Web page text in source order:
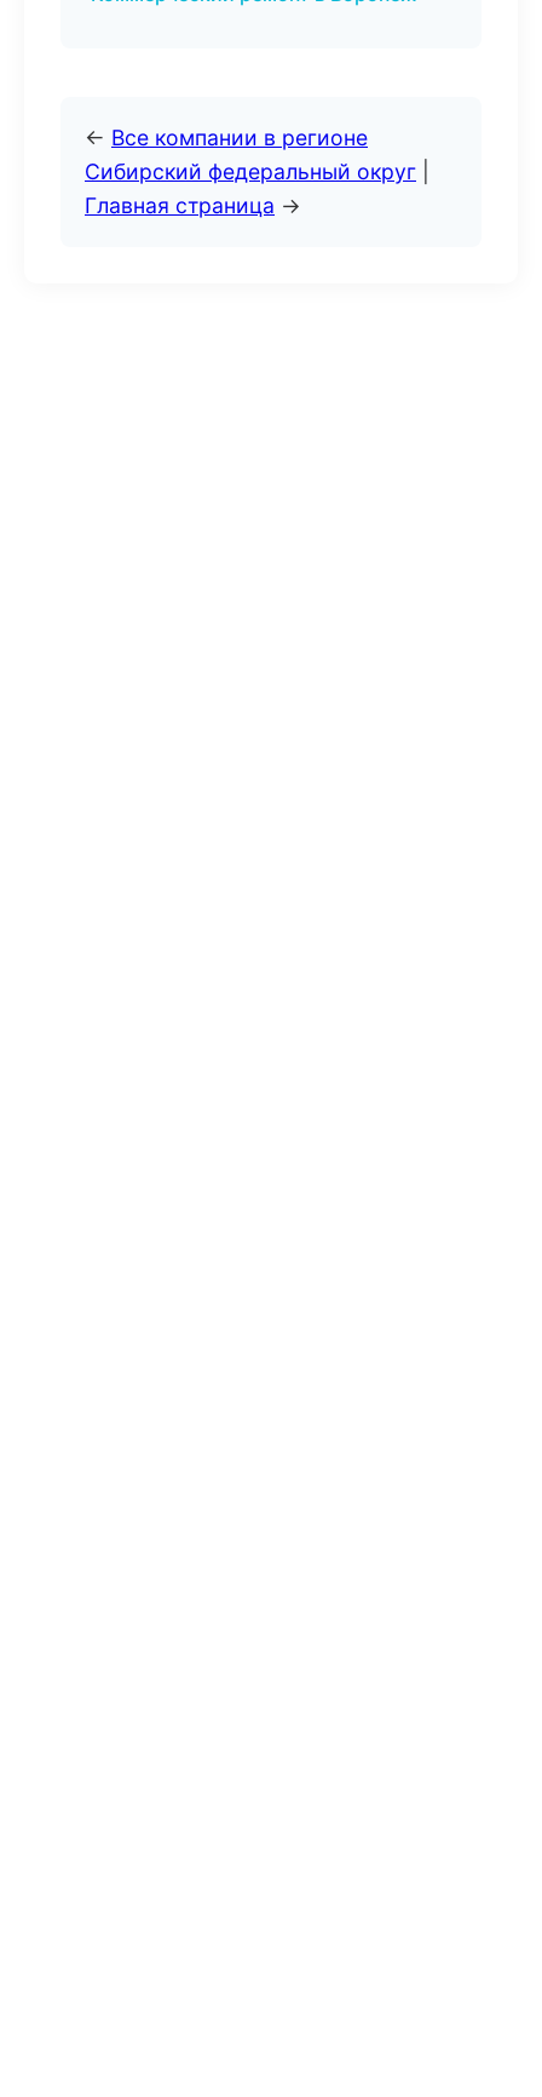
← Все компании в регионе
Сибирский федеральный округ
Главная страница →